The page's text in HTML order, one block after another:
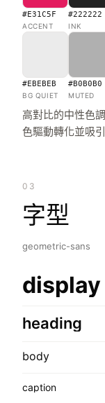
#E31C5F
ACCENT
#222222
INK
#EBEBEB
BG QUIET
#B0B0B0
MUTED
高對比的中性色
色驅動轉化並吸
03
字型
geometric-sans
display
heading
body
caption